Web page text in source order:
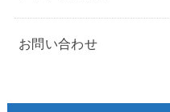
お問い合わせ